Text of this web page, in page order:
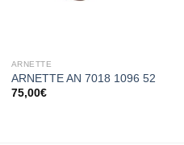
ARNETTE
ARNETTE AN 7018 1096 52
75,00€